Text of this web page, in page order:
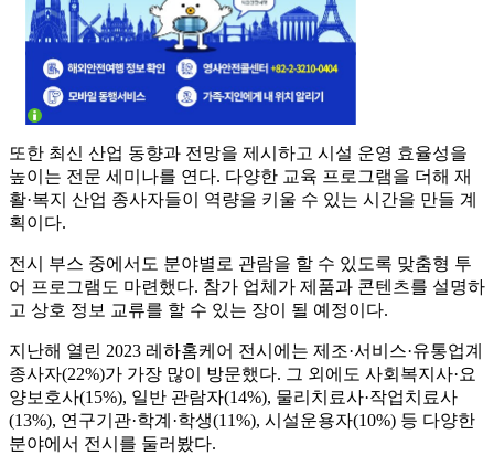
또한 최신 산업 동향과 전망을 제시하고 시설 운영 효율성을
높이는 전문 세미나를 연다. 다양한 교육 프로그램을 더해 재
활·복지 산업 종사자들이 역량을 키울 수 있는 시간을 만들 계
획이다.
전시 부스 중에서도 분야별로 관람을 할 수 있도록 맞춤형 투
어 프로그램도 마련했다. 참가 업체가 제품과 콘텐츠를 설명하
고 상호 정보 교류를 할 수 있는 장이 될 예정이다.
지난해 열린 2023 레하홈케어 전시에는 제조·서비스·유통업계
종사자(22%)가 가장 많이 방문했다. 그 외에도 사회복지사·요
양보호사(15%), 일반 관람자(14%), 물리치료사·작업치료사
(13%), 연구기관·학계·학생(11%), 시설운용자(10%) 등 다양한
분야에서 전시를 둘러봤다.